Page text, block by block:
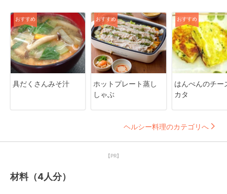
おすすめ
具だくさんみそ汁
おすすめ
ホットプレート蒸し
しゃぶ
おすすめ
はんぺんのチー
カタ
ヘルシー料理のカテゴリへ
【PR】
材料（4人分）